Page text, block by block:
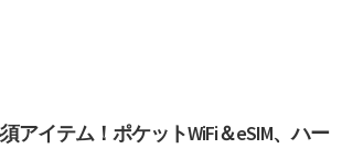
アイテム！ポケットWiFi＆eSIM、ハー